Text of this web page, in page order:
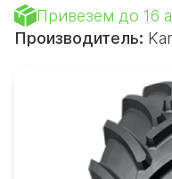
Привезем до 16
Производитель: